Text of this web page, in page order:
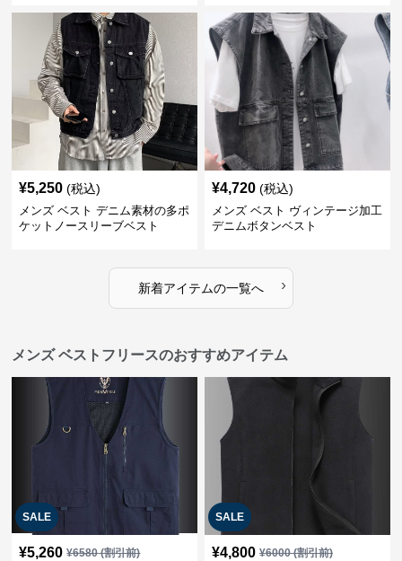
¥5,250 (税込)
メンズ ベスト デニム素材の多ポ
ケットノースリーブベスト
¥4,720 (税込)
メンズ ベスト ヴィンテージ加工
デニムボタンベスト
新着アイテムの一覧へ ›
メンズ ベストフリースのおすすめアイテム
SALE
¥5,260 ¥6580(割引前)
SALE
¥4,800 ¥6000(割引前)